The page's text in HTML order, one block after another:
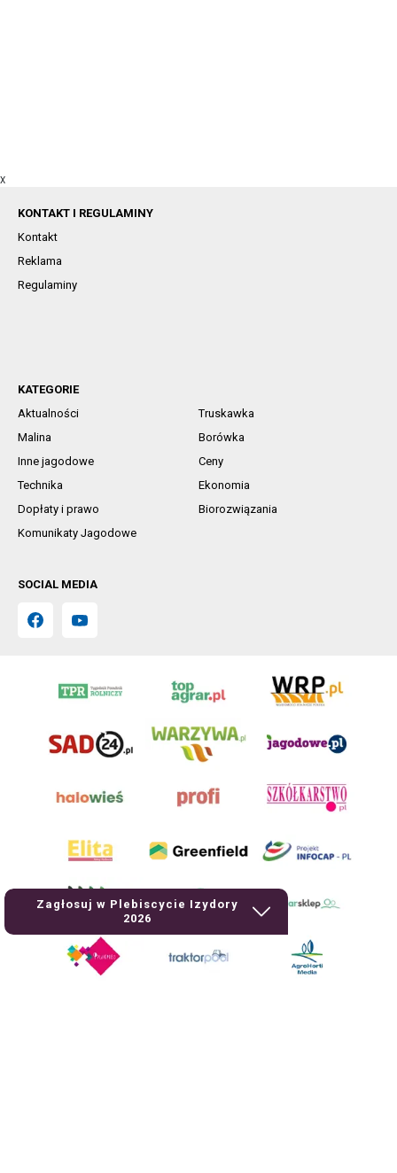
X
Zagłosuj w Plebiscycie Izydory
2026
KONTAKT I REGULAMINY
Kontakt
Reklama
Regulaminy
KATEGORIE
Aktualności
Truskawka
Malina
Borówka
Inne jagodowe
Ceny
Technika
Ekonomia
Dopłaty i prawo
Biorozwiązania
Komunikaty Jagodowe
SOCIAL MEDIA